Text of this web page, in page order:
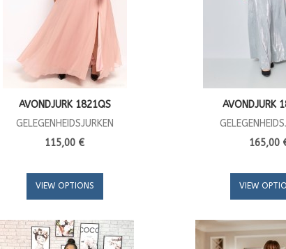
AVONDJURK 1821QS
GELEGENHEIDSJURKEN
115,00 €
VIEW OPTIONS
AVONDJURK
165,00
VIEW